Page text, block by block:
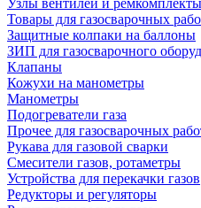
Узлы вентилей и ремкомплекты
Товары для газосварочных
Защитные колпаки на баллоны
ЗИП для газосварочного
Клапаны
Кожухи на манометры
Манометры
Подогреватели газа
Прочее для газосварочных
Рукава для газовой сварки
Смесители газов, ротаметры
Устройства для перекачки газов
Редукторы и регуляторы